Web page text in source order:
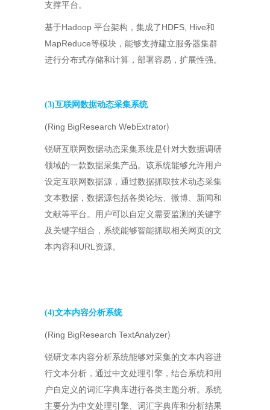
支撑平台。
基于Hadoop 平台架构，集成了 HDFS, Hive和
MapReduce等模块，能够支持建立服务器集群
进行分布式存储和计算，部署容易，扩展性强。
(3)互联网数据动态采集系统
(Ring BigResearch WebExtrator)
锐研互联网数据动态采集系统是针对大数据调研
领域的一款数据采集产品。该系统能够允许用户
设定互联网数据源，通过数据抓取技术动态采集
文本数据，数据源包括各类论坛、微博、新闻和
文献等平台。用户可以自定义需要监测的关键字
及关键字组合，系统能够智能抓取相关网页的文
本内容和 URL 资源。
(4)文本内容分析系统
(Ring BigResearch TextAnalyzer)
锐研文本内容分析系统能够对采集的文本内容进
行文本分析，通过中文处理引擎，结合系统和用
户自定义的词汇字典库进行各类主题分析。系统
主要分为中文处理引擎、词汇字典库和分析结果